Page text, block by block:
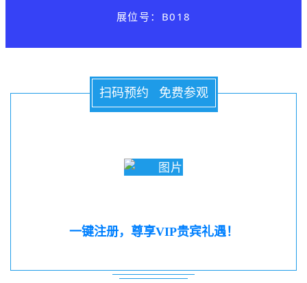
展位号：B018
扫码预约 免费参观
一键注册，尊享VIP贵宾礼遇！